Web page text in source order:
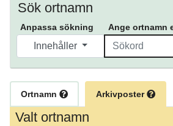
Sök ortnamn
Anpassa sökning Ange ortnamn
Innehåller
Ortnamn Arkivposter
Valt ortnamn